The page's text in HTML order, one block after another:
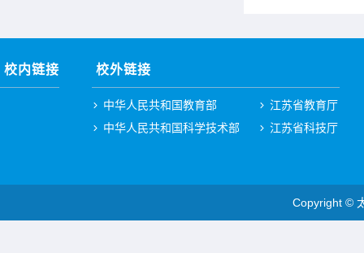
校内链接 校外链接
中华人民共和国教育部
中华人民共和国科学技术部
江苏省教育厅
江苏省科技厅
Copyright ©